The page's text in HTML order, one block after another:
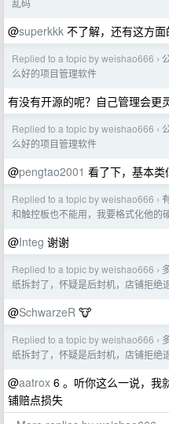
乱码
@superkkk 不了解，还有这方面
Replied to a topic by weishao666 ›
么好的项目管理软件
有没有开源的呢？自己管理会更
Replied to a topic by weishao666 ›
么好的项目管理软件
@pengtao2001 看了下，基本类
Replied to a topic by weishao666 ›
和触控板也不能用，我要格式化他的
@Integ 谢谢
Replied to a topic by weishao666 ›
纸拆封了，怀疑是后封机，店铺拒绝
@SchwarzeR 🐮
Replied to a topic by weishao666 ›
纸拆封了，怀疑是后封机，店铺拒绝
@aatrox 6 。听你这么一说，我
铺赔点损失